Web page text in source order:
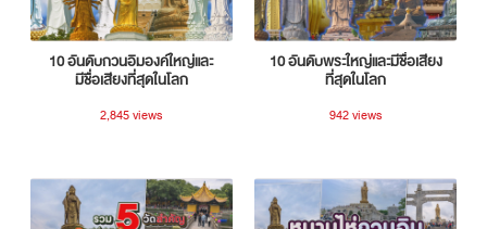
10 อันดับกวนอิมองค์ใหญ่และ
มีชื่อเสียงที่สุดในโลก
2,845 views
10 อันดับพระใหญ่และมีชื่อเสียง
ที่สุดในโลก
942 views